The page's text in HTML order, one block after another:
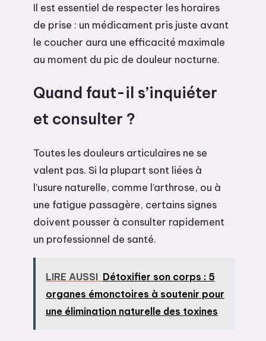
Il est essentiel de respecter les horaires
de prise : un médicament pris juste avant
le coucher aura une efficacité maximale
au moment du pic de douleur nocturne.
Quand faut-il s’inquiéter
et consulter ?
Toutes les douleurs articulaires ne se
valent pas. Si la plupart sont liées à
l’usure naturelle, comme l’arthrose, ou à
une fatigue passagère, certains signes
doivent pousser à consulter rapidement
un professionnel de santé.
LIRE AUSSI Détoxifier son corps : 5
organes émonctoires à soutenir pour
une élimination naturelle des toxines